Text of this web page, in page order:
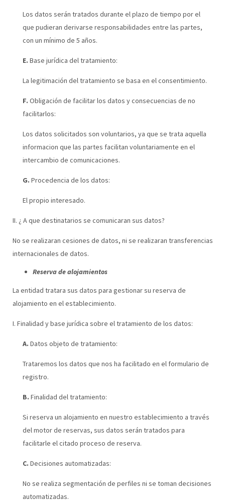
Los datos serán tratados durante el plazo de tiempo por el
que pudieran derivarse responsabilidades entre las partes,
con un mínimo de 5 años.
E. Base jurídica del tratamiento:
La legitimación del tratamiento se basa en el consentimiento.
F. Obligación de facilitar los datos y consecuencias de no
facilitarlos:
Los datos solicitados son voluntarios, ya que se trata aquella
informacion que las partes facilitan voluntariamente en el
intercambio de comunicaciones.
G. Procedencia de los datos:
El propio interesado.
II. ¿ A que destinatarios se comunicaran sus datos?
No se realizaran cesiones de datos, ni se realizaran transferencias
internacionales de datos.
Reserva de alojamientos
La entidad tratara sus datos para gestionar su reserva de
alojamiento en el establecimiento.
I. Finalidad y base jurídica sobre el tratamiento de los datos:
A. Datos objeto de tratamiento:
Trataremos los datos que nos ha facilitado en el formulario de
registro.
B. Finalidad del tratamiento:
Si reserva un alojamiento en nuestro establecimiento a través
del motor de reservas, sus datos serán tratados para
facilitarle el citado proceso de reserva.
C. Decisiones automatizadas:
No se realiza segmentación de perfiles ni se toman decisiones
automatizadas.